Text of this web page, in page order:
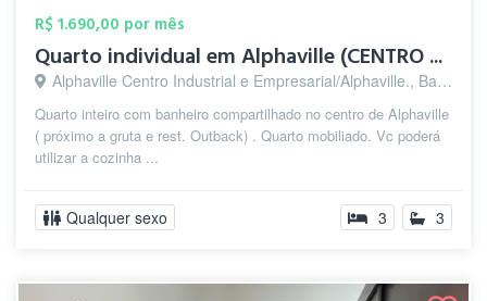
R$ 1.690,00 por mês
Quarto individual em Alphaville (CENTRO ...
Alphaville Centro Industrial e Empresarial/Alphaville., Barueri - SP
Quarto inteiro com banheiro compartilhado no centro de Alphaville
( próximo a gruta e rest. Outback) . Quarto mobiliado. Vc poderá
utilizar a cozinha ...
Qualquer sexo 3 3